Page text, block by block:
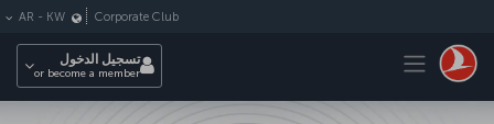
Toggle navigation
Corporate Club
AR - KW
تسجيل الدخول
or become a member